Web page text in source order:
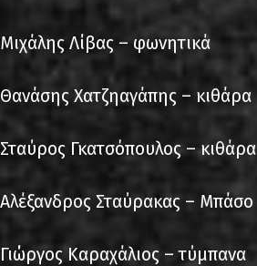
Μιχάλης Λίβας – φωνητικά
Θανάσης Χατζηαγάπης – κιθάρα
Σταύρος Γκατσόπουλος – κιθάρα
Αλέξανδρος Σταύρακας – Μπάσο
Γιώργος Καραχάλιος – τύμπανα